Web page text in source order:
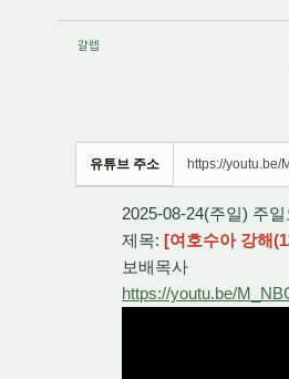
갈렙
유튜브 주소 https://youtu.be/
2025-08-24(주일) 주
제목: [여호수아 강해
보배목사
https://youtu.be/